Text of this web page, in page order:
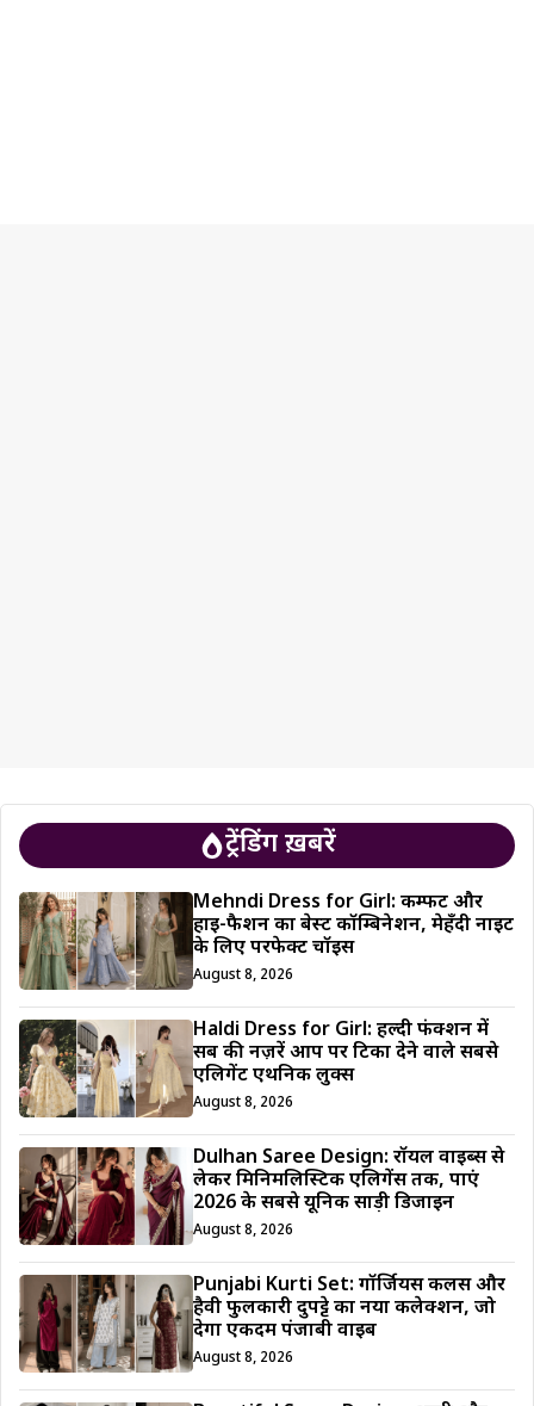
ट्रेंडिंग ख़बरें
Mehndi Dress for Girl: कम्फर्ट और
हाई-फैशन का बेस्ट कॉम्बिनेशन, मेहँदी नाइट
के लिए परफेक्ट चॉइस
August 8, 2026
Haldi Dress for Girl: हल्दी फंक्शन में
सब की नज़रें आप पर टिका देने वाले सबसे
एलिगेंट एथनिक लुक्स
August 8, 2026
Dulhan Saree Design: रॉयल वाइब्स से
लेकर मिनिमलिस्टिक एलिगेंस तक, पाएं
2026 के सबसे यूनिक साड़ी डिजाईन
August 8, 2026
Punjabi Kurti Set: गॉर्जियस कलर्स और
हैवी फुलकारी दुपट्टे का नया कलेक्शन, जो
देगा एकदम पंजाबी वाइब
August 8, 2026